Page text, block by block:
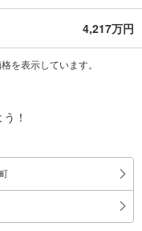
4,217万円
を表示しています。
！